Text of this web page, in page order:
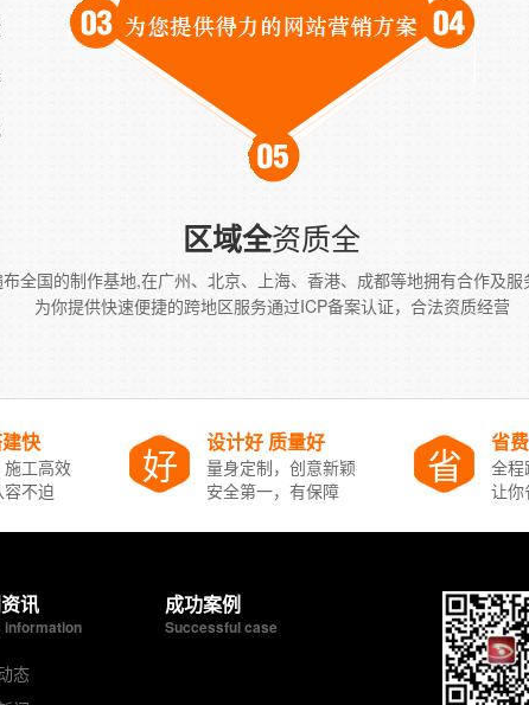
区域全资质全
全国的制作基地,在广州、北京、上海、香港、成都等地拥有合作及服
为你提供快速便捷的跨地区服务通过ICP备案认证，合法资质经营
快
施工高效
不迫
好 设计好 质量好
量身定制，创意新颖
安全第一，有保障
省 省
全程
让你
讯
information
态
成功案例
Successful case